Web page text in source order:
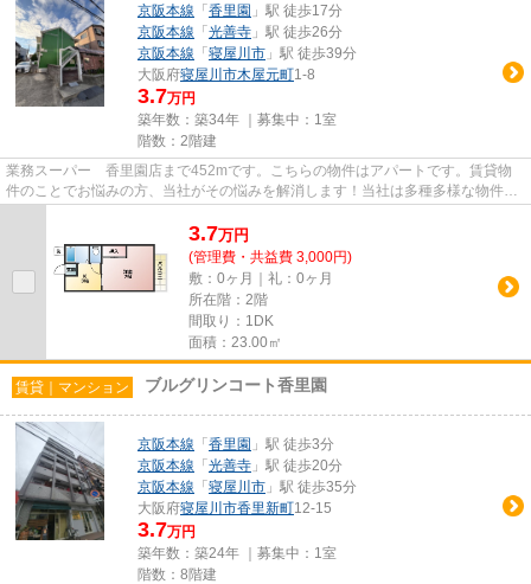
京阪本線 「 香里園 」駅 徒歩17分
京阪本線 「 光善寺 」駅 徒歩26分
京阪本線 「 寝屋川市 」駅 徒歩39分
大阪府寝屋川市木屋元町1-8
3.7万円
築年数：築34年 ｜募集中： 1室
階数：2階建
業務スーパー 香里園店まで452mです。こちらの物件はアパートです。賃貸物
件のことでお悩みの方、当社がその悩みを解消します！当社は多種多様な物件情
3.7万円
(管理費・共益費 3,000円)
敷：0ヶ月｜礼：0ヶ月
所在階：2階
間取り：1DK
面積：23.00㎡
賃貸｜マンション ブルグリンコート香里園
京阪本線 「 香里園 」駅 徒歩3分
京阪本線 「 光善寺 」駅 徒歩20分
京阪本線 「 寝屋川市 」駅 徒歩35分
大阪府寝屋川市香里新町12-15
3.7万円
築年数：築24年 ｜募集中： 1室
階数：8階建